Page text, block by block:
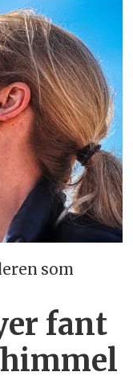
som
fant